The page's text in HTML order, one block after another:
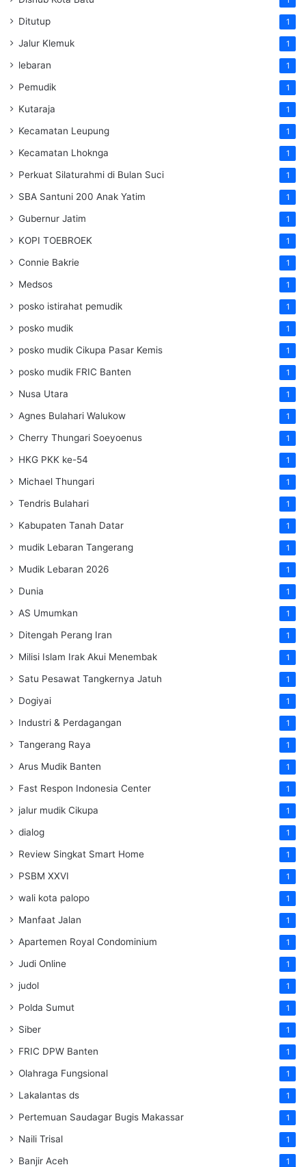
Ditutup 1
Jalur Klemuk 1
lebaran 1
Pemudik 1
Kutaraja 1
Kecamatan Leupung 1
Kecamatan Lhoknga 1
Perkuat Silaturahmi di Bulan Suci 1
SBA Santuni 200 Anak Yatim 1
Gubernur Jatim 1
KOPI TOEBROEK 1
Connie Bakrie 1
Medsos 1
posko istirahat pemudik 1
posko mudik 1
posko mudik Cikupa Pasar Kemis 1
posko mudik FRIC Banten 1
Nusa Utara 1
Agnes Bulahari Walukow 1
Cherry Thungari Soeyoenus 1
HKG PKK ke-54 1
Michael Thungari 1
Tendris Bulahari 1
Kabupaten Tanah Datar 1
mudik Lebaran Tangerang 1
Mudik Lebaran 2026 1
Dunia 1
AS Umumkan 1
Ditengah Perang Iran 1
Milisi Islam Irak Akui Menembak 1
Satu Pesawat Tangkernya Jatuh 1
Dogiyai 1
Industri & Perdagangan 1
Tangerang Raya 1
Arus Mudik Banten 1
Fast Respon Indonesia Center 1
jalur mudik Cikupa 1
dialog 1
Review Singkat Smart Home 1
PSBM XXVI 1
wali kota palopo 1
Manfaat Jalan 1
Apartemen Royal Condominium 1
Judi Online 1
judol 1
Polda Sumut 1
Siber 1
FRIC DPW Banten 1
Olahraga Fungsional 1
Lakalantas ds 1
Pertemuan Saudagar Bugis Makassar 1
Naili Trisal 1
Banjir Aceh 1